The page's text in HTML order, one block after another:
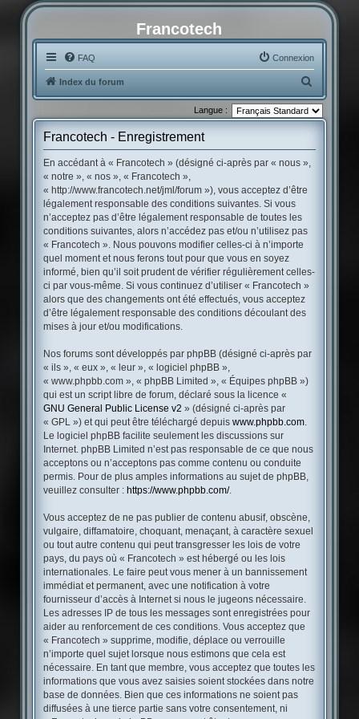
Francotech
FAQ Connexion
Index du forum
e
c
Langue :
Francotech - Enregistrement
En accédant à « Francotech » (désigné ci-après par « nous »,
« notre », « nos », « Francotech »,
« http://www.francotech.net/jml/forum »), vous acceptez d’être
légalement responsable des conditions suivantes. Si vous
n’acceptez pas d’être légalement responsable de toutes les
conditions suivantes, alors n’accédez pas et/ou n’utilisez pas
« Francotech ». Nous pouvons modifier celles-ci à n’importe
quel moment et nous ferons tout pour que vous en soyez
informé, bien qu’il soit prudent de vérifier régulièrement celles-
ci par vous-même. Si vous continuez d’utiliser « Francotech »
alors que des changements ont été effectués, vous acceptez
d’être légalement responsable des conditions découlant des
mises à jour et/ou modifications.
Nos forums sont développés par phpBB (désigné ci-après par
« ils », « eux », « leur », « logiciel phpBB »,
« www.phpbb.com », « phpBB Limited », « Équipes phpBB »)
qui est un script libre de forum, déclaré sous la licence «
GNU General Public License v2 » (désigné ci-après par
« GPL ») et qui peut être téléchargé depuis www.phpbb.com.
Le logiciel phpBB facilite seulement les discussions sur
Internet. phpBB Limited n’est pas responsable de ce que nous
acceptons ou n’acceptons pas comme contenu ou conduite
permis. Pour de plus amples informations au sujet de phpBB,
veuillez consulter : https://www.phpbb.com/.
Vous acceptez de ne pas publier de contenu abusif, obscène,
vulgaire, diffamatoire, choquant, menaçant, à caractère sexuel
ou tout autre contenu qui peut transgresser les lois de votre
pays, du pays où « Francotech » est hébergé ou les lois
internationales. Le faire peut vous mener à un bannissement
immédiat et permanent, avec une notification à votre
fournisseur d’accès à Internet si nous le jugeons nécessaire.
Les adresses IP de tous les messages sont enregistrées pour
aider au renforcement de ces conditions. Vous acceptez que
« Francotech » supprime, modifie, déplace ou verrouille
n’importe quel sujet lorsque nous estimons que cela est
nécessaire. En tant que membre, vous acceptez que toutes les
informations que vous avez saisies soient stockées dans notre
base de données. Bien que ces informations ne soient pas
diffusées à une tierce partie sans votre consentement, ni